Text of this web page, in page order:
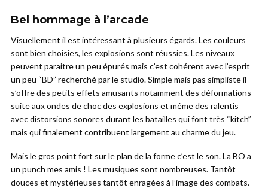
Bel hommage à l’arcade
Visuellement il est intéressant à plusieurs égards. Les couleurs
sont bien choisies, les explosions sont réussies. Les niveaux
peuvent paraitre un peu épurés mais c’est cohérent avec l’esprit
un peu “BD” recherché par le studio. Simple mais pas simpliste il
s’offre des petits effets amusants notamment des déformations
suite aux ondes de choc des explosions et même des ralentis
avec distorsions sonores durant les batailles qui font très “kitch”
mais qui finalement contribuent largement au charme du jeu.
Mais le gros point fort sur le plan de la forme c’est le son. La BO a
un punch mes amis ! Les musiques sont nombreuses. Tantôt
douces et mystérieuses tantôt enragées à l’image des combats.